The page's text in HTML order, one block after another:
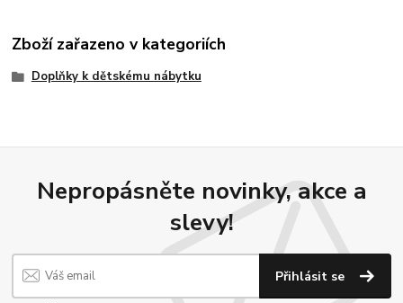
Zboží zařazeno v kategoriích
Doplňky k dětskému nábytku
Nepropásněte novinky, akce a
slevy!
Přihlásit se